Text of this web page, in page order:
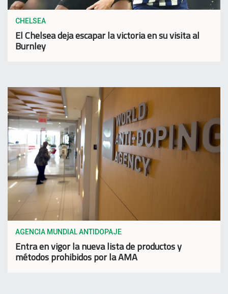
CHELSEA
El Chelsea deja escapar la victoria en su visita al
Burnley
AGENCIA MUNDIAL ANTIDOPAJE
Entra en vigor la nueva lista de productos y
métodos prohibidos por la AMA